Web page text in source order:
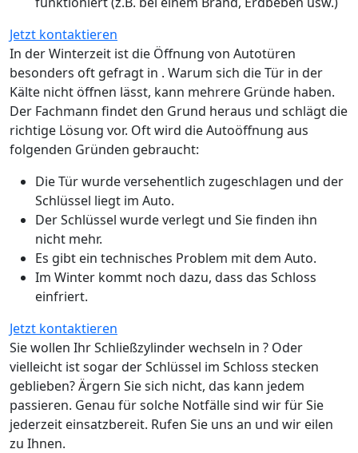
Jetzt kontaktieren
In der Winterzeit ist die Öffnung von Autotüren
besonders oft gefragt in . Warum sich die Tür in der
Kälte nicht öffnen lässt, kann mehrere Gründe haben.
Der Fachmann findet den Grund heraus und schlägt die
richtige Lösung vor. Oft wird die Autoöffnung aus
folgenden Gründen gebraucht:
Die Tür wurde versehentlich zugeschlagen und der
Schlüssel liegt im Auto.
Der Schlüssel wurde verlegt und Sie finden ihn
nicht mehr.
Es gibt ein technisches Problem mit dem Auto.
Im Winter kommt noch dazu, dass das Schloss
einfriert.
Jetzt kontaktieren
Sie wollen Ihr Schließzylinder wechseln in ? Oder
vielleicht ist sogar der Schlüssel im Schloss stecken
geblieben? Ärgern Sie sich nicht, das kann jedem
passieren. Genau für solche Notfälle sind wir für Sie
jederzeit einsatzbereit. Rufen Sie uns an und wir eilen
zu Ihnen.